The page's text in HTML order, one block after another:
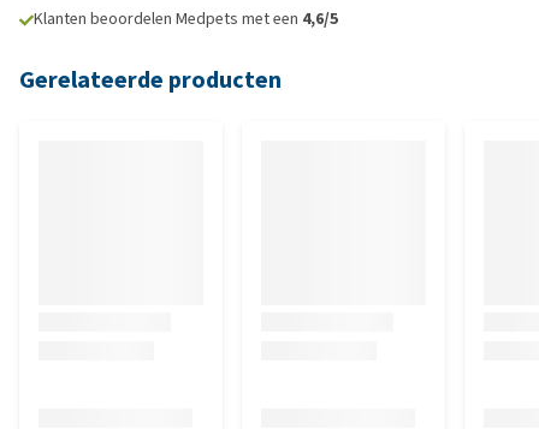
Klanten beoordelen Medpets met een 4,6/5
Gerelateerde producten